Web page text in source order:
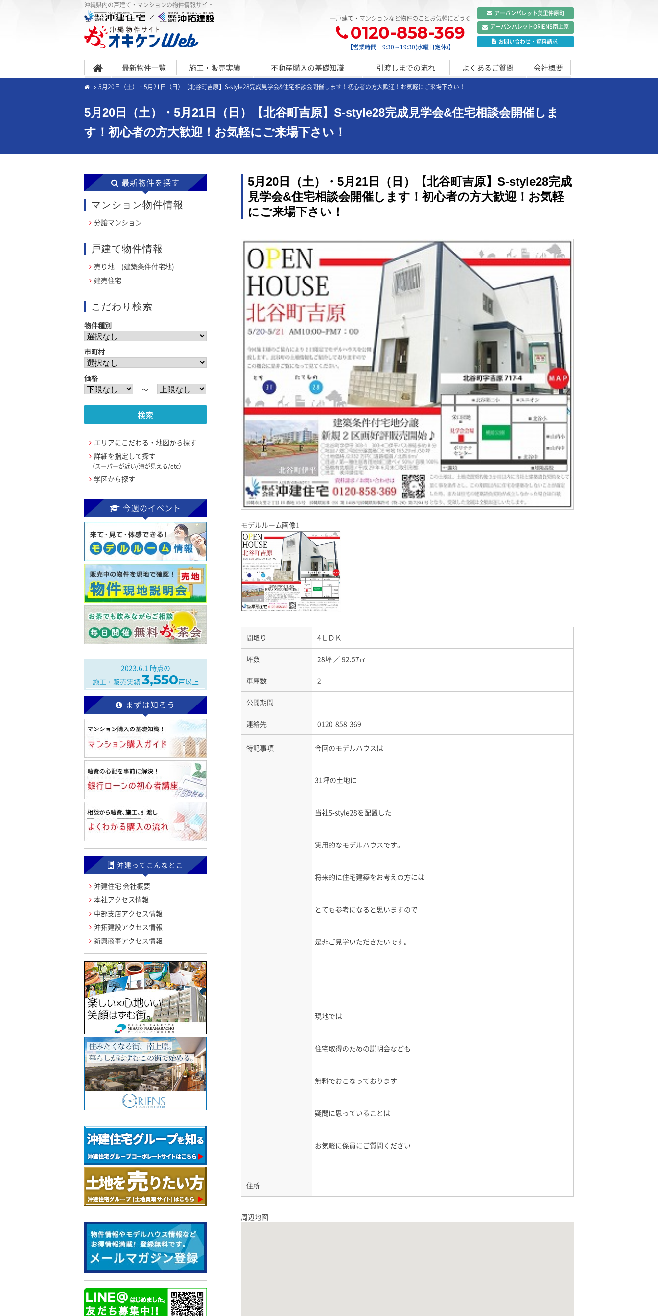
沖縄県内の戸建て・マンションの物件情報サイト
一戸建て・マンションなど物件のことお気軽にどうぞ
0120-858-369
【営業時間 9:30～19:30(水曜日定休)】
アーバンパレット美里仲原町
アーバンパレットORIENS南上原
お問い合わせ ・ 資料請求
最新物件一覧 施工・販売実績 不動産購入の基礎知識 引渡しまでの流れ よくあるご質問 会社概要
5月20日（土）・5月21日（日）【北谷町吉原】S-style28完成見学会&住宅相談会開催します！初心者の方大歓迎！お気軽にご来場下さい！
5月20日（土）・5月21日（日）【北谷町吉原】S-style28完成見学会&住宅相談会開催しま
す！初心者の方大歓迎！お気軽にご来場下さい！
5月20日（土）・5月21日（日）【北谷町吉原】S-style28完成
見学会&住宅相談会開催します！初心者の方大歓迎！お気軽
にご来場下さい！
モデルルーム画像1
間取り 4ＬＤＫ
坪数 28坪 ／92.57㎡
車庫数 2
公開期間
連絡先 0120-858-369
特記事項 今回のモデルハウスは
31坪の土地に
当社S-style28を配置した
実用的なモデルハウスです。
将来的に住宅建築をお考えの方には
とても参考になると思いますので
是非ご見学いただきたいです。
現地では
住宅取得のための説明会なども
無料でおこなっております
疑問に思っていることは
お気軽に係員にご質問ください
住所
周辺地図
最新物件を探す
マンション物件情報
分譲マンション
戸建て物件情報
売り地 (建築条件付宅地)
建売住宅
こだわり検索
物件種別
市町村
価格
〜
エリアにこだわる・地図から探す
詳細を指定して探す
（スーパーが近い/海が見える/etc）
学区から探す
今週のイベント
2023.6.1 時点の
施工・販売実績3,550戸以上
まずは知ろう
沖建ってこんなとこ
沖建住宅 会社概要
本社アクセス情報
中部支店アクセス情報
沖拓建設アクセス情報
新興商事アクセス情報